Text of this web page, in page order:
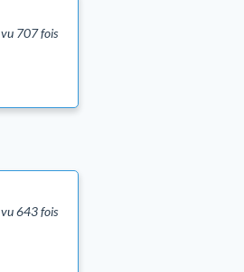
vu 707 fois
vu 643 fois